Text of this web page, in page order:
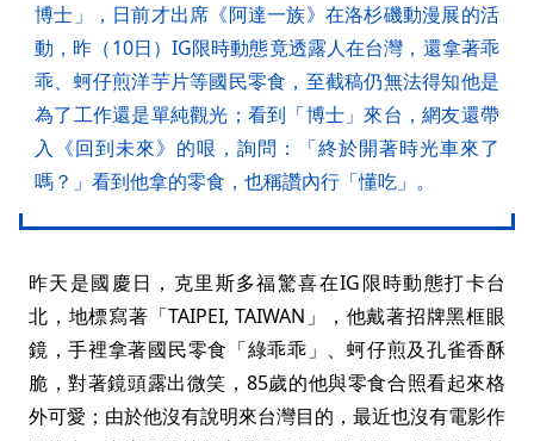
博士」，日前才出席《阿達一族》在洛杉磯動漫展的活
動，昨（10日）IG限時動態竟透露人在台灣，還拿著乖
乖、蚵仔煎洋芋片等國民零食，至截稿仍無法得知他是
為了工作還是單純觀光；看到「博士」來台，網友還帶
入《回到未來》的哏，詢問：「終於開著時光車來了
嗎？」看到他拿的零食，也稱讚內行「懂吃」。
昨天是國慶日，克里斯多福驚喜在IG限時動態打卡台
北，地標寫著「TAIPEI, TAIWAN」，他戴著招牌黑框眼
鏡，手裡拿著國民零食「綠乖乖」、蚵仔煎及孔雀香酥
脆，對著鏡頭露出微笑，85歲的他與零食合照看起來格
外可愛；由於他沒有說明來台灣目的，最近也沒有電影作